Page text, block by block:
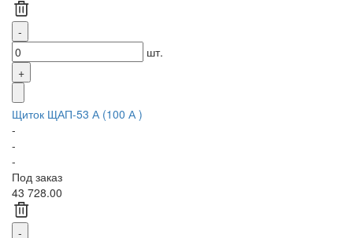
шт.
Щиток ЩАП-53 А (100 А )
-
-
-
Под заказ
43 728.00